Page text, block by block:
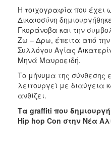
Η τοιχογραφία που έχει
Δικαιοσύνη
Γκοράνοβα και την
Ζω – Δρω, έπειτα από την
Συλλόγου Αγίας
Μηνά Μαυροειδή.
Το μήνυμα της σύνθεσης
λειτουργεί με διαύγεια
ανθίζει.
Τα graffiti που
Hip hop Con στην Νέα